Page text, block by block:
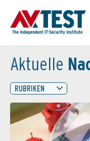
Aktuelle
RUBRIKEN